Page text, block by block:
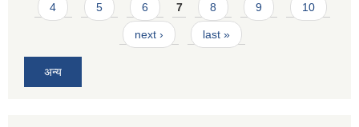
4 5 6 7 8 9 10
next › last »
अन्य